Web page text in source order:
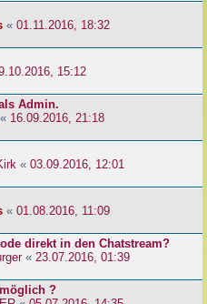
« 01.11.2016, 18:32
15:12
Admin.
« 16.09.2016, 21:18
« 03.09.2016, 12:01
« 01.08.2016, 11:09
direkt in den Chatstream?
« 23.07.2016, 01:39
?